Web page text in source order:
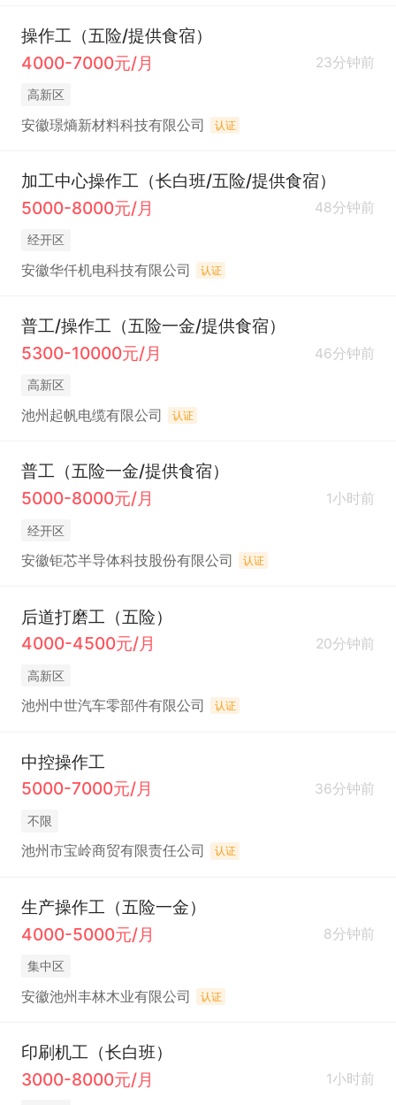
操作工（五险/提供食宿）
4000-7000元/月
23分钟前
高新区
安徽璟熵新材料科技有限公司 认证
加工中心操作工（长白班/五险/提供食宿）
5000-8000元/月
48分钟前
经开区
安徽华仟机电科技有限公司 认证
普工/操作工（五险一金/提供食宿）
5300-10000元/月
46分钟前
高新区
池州起帆电缆有限公司 认证
普工（五险一金/提供食宿）
5000-8000元/月
1小时前
经开区
安徽钜芯半导体科技股份有限公司 认证
后道打磨工（五险）
4000-4500元/月
20分钟前
高新区
池州中世汽车零部件有限公司 认证
中控操作工
5000-7000元/月
36分钟前
不限
池州市宝岭商贸有限责任公司 认证
生产操作工（五险一金）
4000-5000元/月
8分钟前
集中区
安徽池州丰林木业有限公司 认证
印刷机工（长白班）
3000-8000元/月
1小时前